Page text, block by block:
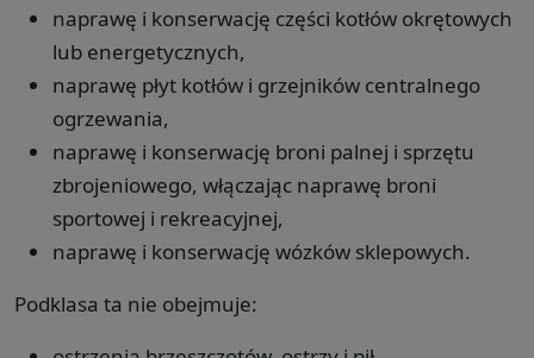
naprawę i konserwację części kotłów okrętowych
lub energetycznych,
naprawę płyt kotłów i grzejników centralnego
ogrzewania,
naprawę i konserwację broni palnej i sprzętu
zbrojeniowego, włączając naprawę broni
sportowej i rekreacyjnej,
naprawę i konserwację wózków sklepowych.
Podklasa ta nie obejmuje: